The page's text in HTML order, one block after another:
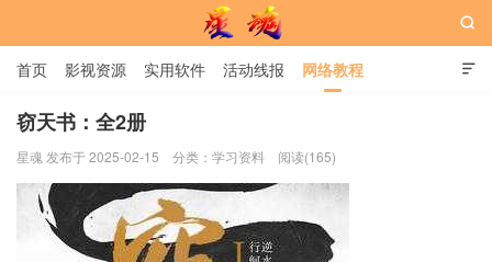
星魂网

首页 影视资源 实用软件 活动线报 网络教程
用户中心 书籍 娱乐

窃天书：全2册
星魂 发布于 2025-02-15 分类： 学习资料 阅读(165)